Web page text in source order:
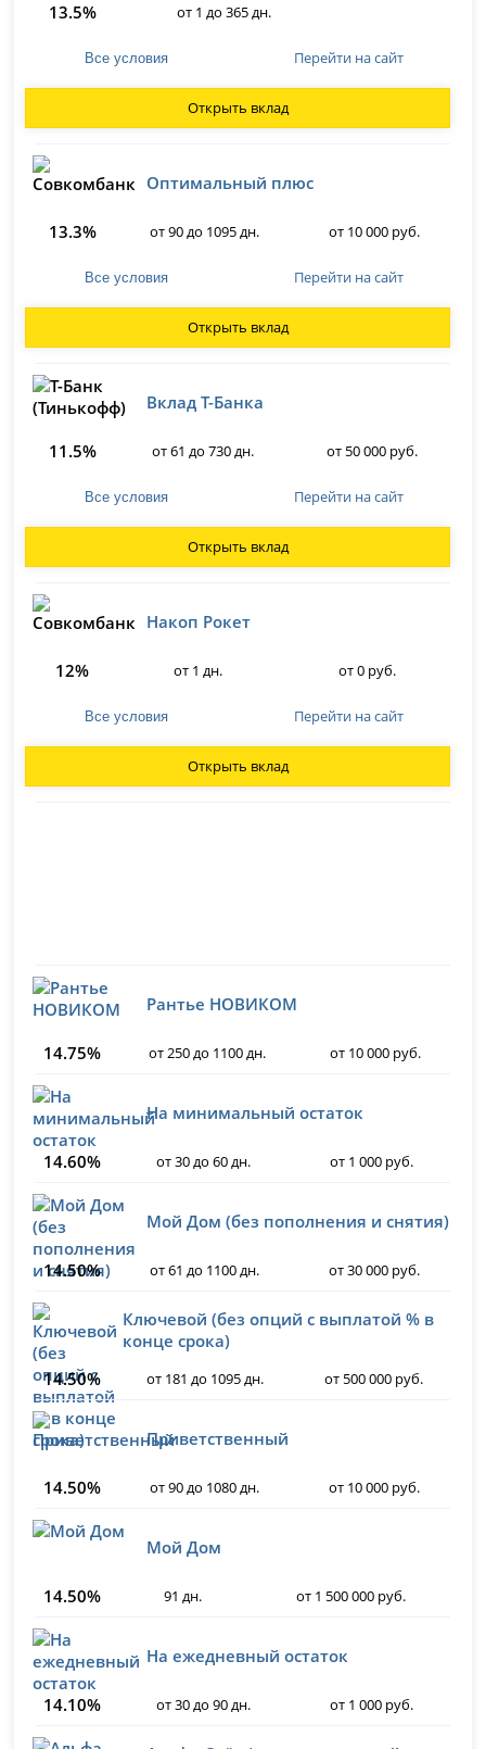
13.5% от 1 до 365 дн.
Все условия Перейти на сайт
Открыть вклад
Оптимальный плюс
13.3% от 90 до 1095 дн. от 10 000 руб.
Все условия Перейти на сайт
Открыть вклад
Вклад Т-Банка
11.5% от 61 до 730 дн. от 50 000 руб.
Все условия Перейти на сайт
Открыть вклад
Накоп Рокет
12% от 1 дн. от 0 руб.
Все условия Перейти на сайт
Открыть вклад
Рантье НОВИКОМ
14.75% от 250 до 1100 дн. от 10 000 руб.
На минимальный остаток
14.60% от 30 до 60 дн. от 1 000 руб.
Мой Дом (без пополнения и снятия)
14.50% от 61 до 1100 дн. от 30 000 руб.
Ключевой (без опций с выплатой % в
конце срока)
14.50%
от 181 до 1095 дн. от 500 000 руб.
Приветственный
14.50% от 90 до 1080 дн. от 10 000 руб.
Мой Дом
14.50% 91 дн. от 1 500 000 руб.
На ежедневный остаток
14.10% от 30 до 90 дн. от 1 000 руб.